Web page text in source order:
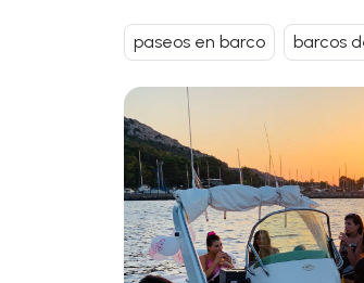
paseos en barco barcos